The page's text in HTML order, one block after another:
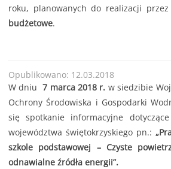
roku, planowanych do realizacji przez
budżetowe.
Opublikowano: 12.03.2018
W dniu 7 marca 2018 r. w siedzibie
Ochrony Środowiska i Gospodarki
się spotkanie informacyjne
województwa świętokrzyskiego pn.:
szkole podstawowej – Czyste
odnawialne źródła energii”.